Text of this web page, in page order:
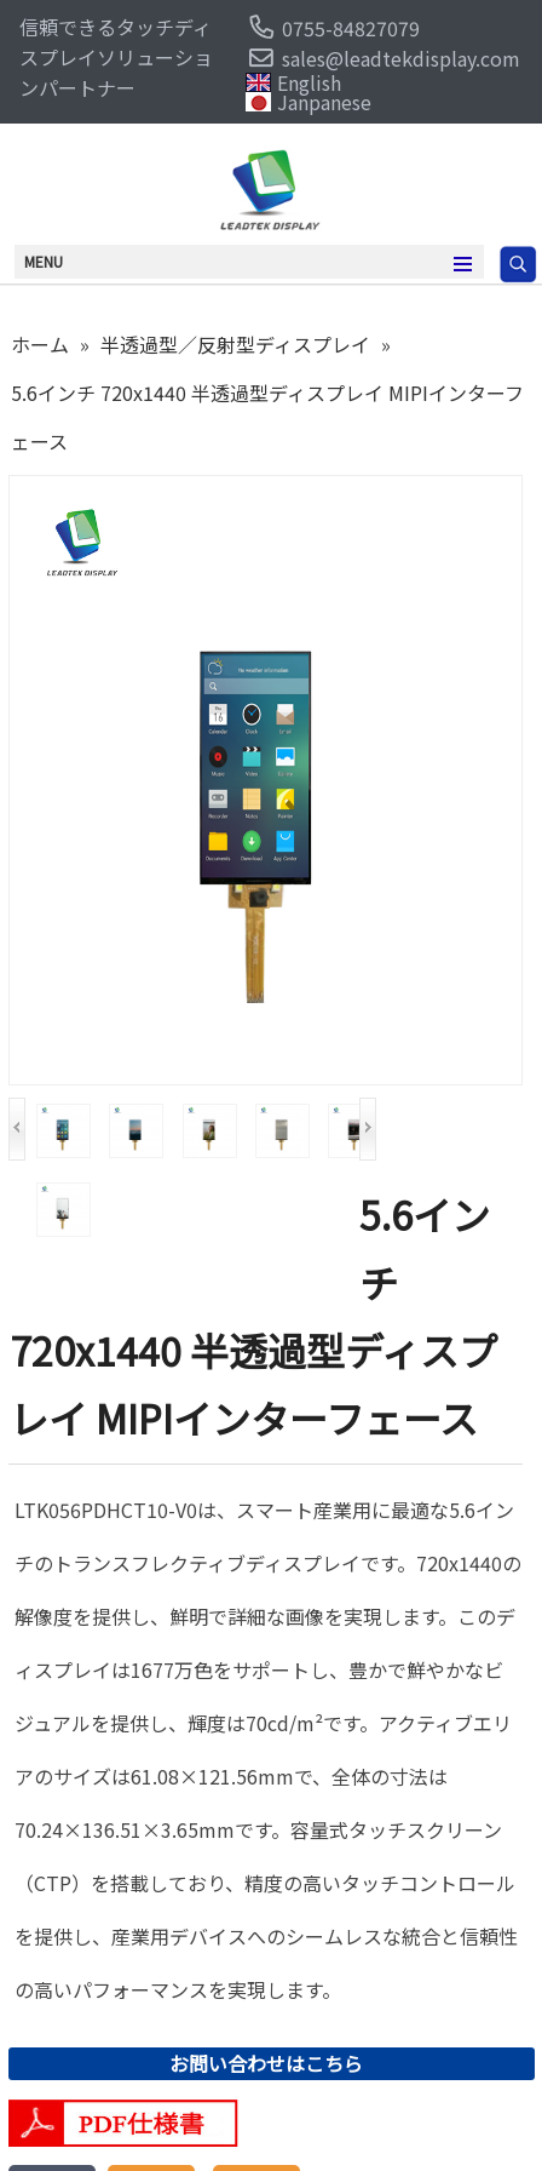
信頼できるタッチディ
スプレイソリューショ
ンパートナー
0755-84827079
sales@leadtekdisplay.com
English
Janpanese
MENU
ホーム » 半透過型／反射型ディスプレイ »
5.6インチ 720x1440 半透過型ディスプレイ MIPIインターフ
ェース
5.6イン
チ
720x1440 半透過型ディスプ
レイ MIPIインターフェース
LTK056PDHCT10-V0は、スマート産業用に最適な5.6イン
チのトランスフレクティブディスプレイです。720x1440の
解像度を提供し、鮮明で詳細な画像を実現します。このデ
ィスプレイは1677万色をサポートし、豊かで鮮やかなビ
ジュアルを提供し、輝度は70cd/m²です。アクティブエリ
アのサイズは61.08×121.56mmで、全体の寸法は
70.24×136.51×3.65mmです。容量式タッチスクリーン
（CTP）を搭載しており、精度の高いタッチコントロール
を提供し、産業用デバイスへのシームレスな統合と信頼性
の高いパフォーマンスを実現します。
お問い合わせはこちら